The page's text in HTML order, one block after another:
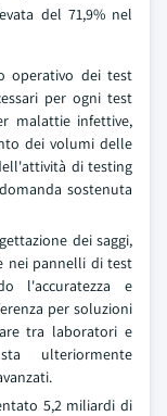
del 71,9% nel
operativo dei test
per ogni test
malattie infettive,
dei volumi delle
di testing
sostenuta
dei saggi,
nei pannelli di test
l'accuratezza e
per soluzioni
tra laboratori e
ulteriormente
5,2 miliardi di